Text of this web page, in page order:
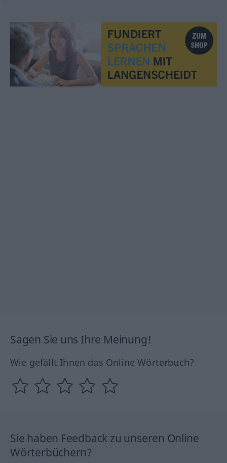
Sagen Sie uns Ihre Meinung!
Wie gefällt Ihnen das Online Wörterbuch?
Sie haben Feedback zu unseren Online
Wörterbüchern?